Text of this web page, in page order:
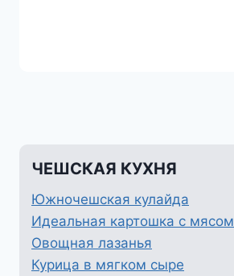
ЧЕШСКАЯ КУХНЯ
Южночешская кулайда
Идеальная картошка с мясом
Овощная лазанья
Курица в мягком сыре